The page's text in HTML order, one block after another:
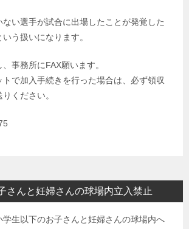
い選手が試合に出場したことが発覚した
う扱いになります。
事務所にFAX願います。
トで加入手続きを行った場合は、必ず領収
ください。
さんと妊婦さんの球場内立入禁止
学生以下のお子さんと妊婦さんの球場内へ